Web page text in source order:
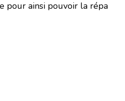
pour ainsi pouvoir la répa